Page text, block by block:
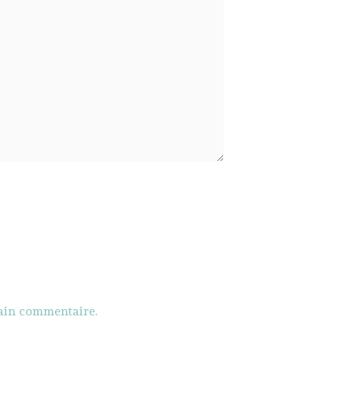
commentaire.